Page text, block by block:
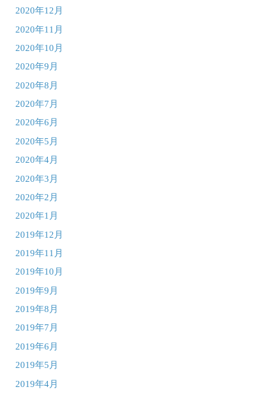
2020年12月
2020年11月
2020年10月
2020年9月
2020年8月
2020年7月
2020年6月
2020年5月
2020年4月
2020年3月
2020年2月
2020年1月
2019年12月
2019年11月
2019年10月
2019年9月
2019年8月
2019年7月
2019年6月
2019年5月
2019年4月